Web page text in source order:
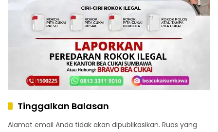
Tinggalkan Balasan
Alamat email Anda tidak akan dipublikasikan. Ruas yang